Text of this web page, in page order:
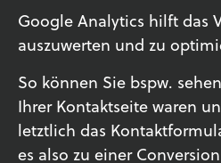
Google Analytics hilft das
auszuwerten und zu
So können Sie bspw.
Ihrer Kontaktseite waren
letztlich das
es also zu einer